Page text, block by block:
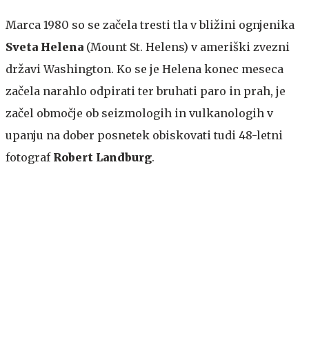
Marca 1980 so se začela tresti tla v bližini ognjenika
Sveta Helena (Mount St. Helens) v ameriški zvezni
državi Washington. Ko se je Helena konec meseca
začela narahlo odpirati ter bruhati paro in prah, je
začel območje ob seizmologih in vulkanologih v
upanju na dober posnetek obiskovati tudi 48-letni
fotograf Robert Landburg.